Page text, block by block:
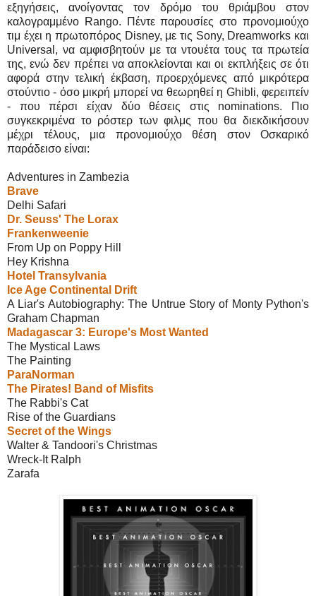
εξηγήσεις, ανοίγοντας τον δρόμο του θριάμβου στον
καλογραμμένο Rango. Πέντε παρουσίες στο προνομιούχο
τιμ έχει η πρωτοπόρος Disney, με τις Sony, Dreamworks και
Universal, να αμφισβητούν με τα ντουέτα τους τα πρωτεία
της, ενώ δεν πρέπει να αποκλείονται και οι εκπλήξεις σε ότι
αφορά στην τελική έκβαση, προερχόμενες από μικρότερα
στούντιο - όσο μικρή μπορεί να θεωρηθεί η Ghibli, φερειπείν
- που πέρσι είχαν δύο θέσεις στις nominations. Πιο
συγκεκριμένα το ρόστερ των φιλμς που θα διεκδικήσουν
μέχρι τέλους, μια προνομιούχο θέση στον Οσκαρικό
παράδεισο είναι:
Adventures in Zambezia
Brave
Delhi Safari
Dr. Seuss' The Lorax
Frankenweenie
From Up on Poppy Hill
Hey Krishna
Hotel Transylvania
Ice Age Continental Drift
A Liar's Autobiography: The Untrue Story of Monty Python's
Graham Chapman
Madagascar 3: Europe's Most Wanted
The Mystical Laws
The Painting
ParaNorman
The Pirates! Band of Misfits
The Rabbi's Cat
Rise of the Guardians
Secret of the Wings
Walter & Tandoori's Christmas
Wreck-It Ralph
Zarafa